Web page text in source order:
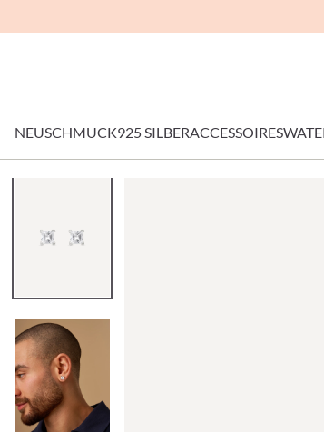
NEUSCHMUCK925 SILBERACCESSOIRES